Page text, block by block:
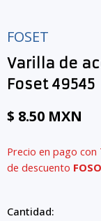
FOSET
Varilla de
Foset 49545
$ 8.50 MXN
Precio en pago con
de descuento
Cantidad: